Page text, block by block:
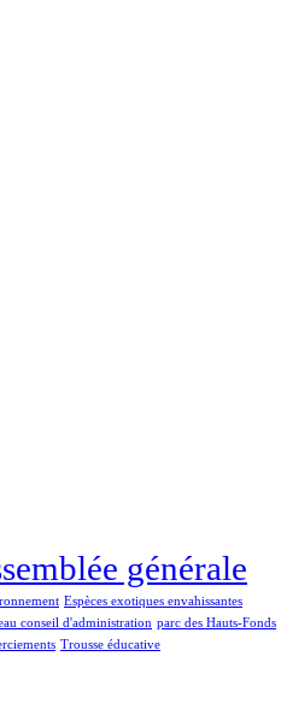
générale
Espèces exotiques envahissantes
conseil d'administration parc des Hauts-Fonds
Trousse éducative